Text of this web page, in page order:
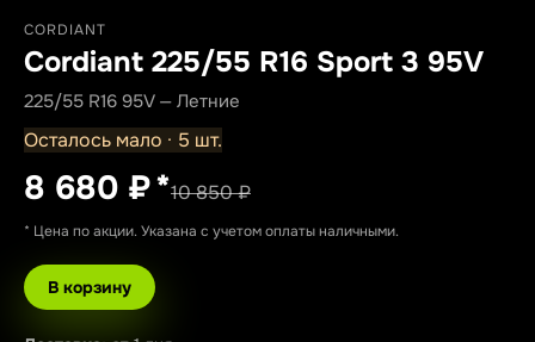
CORDIANT
Cordiant 225/55 R16 Sport 3 95V
225/55 R16 95V — Летние
Осталось мало · 5 шт.
8 680 ₽*10 850 ₽
* Цена по акции. Указана с учетом оплаты наличными.
В корзину